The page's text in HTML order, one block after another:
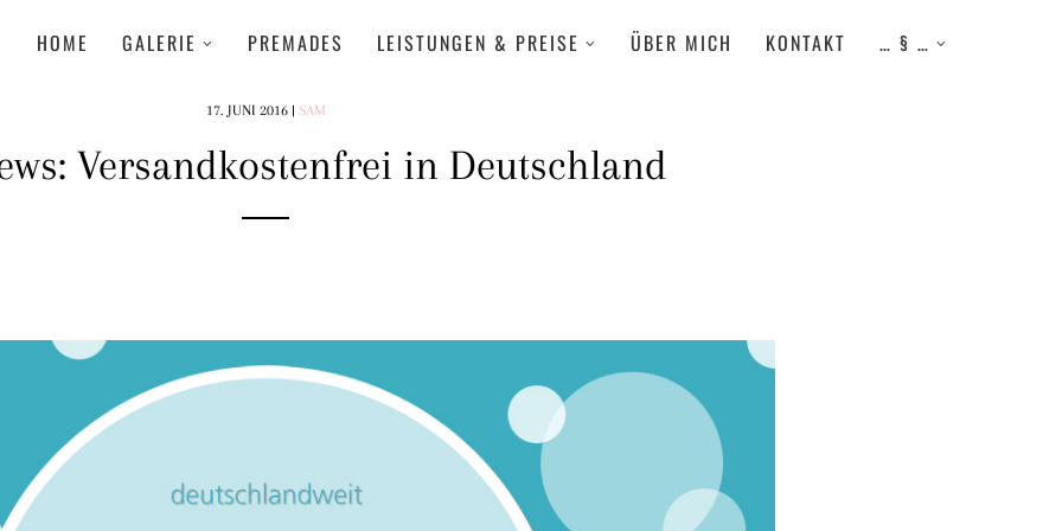
HOME GALERIE PREMADES LEISTUNGEN & PREISE ÜBER MICH KONTAKT … § …
17. JUNI 2016 | SAM
Versandkostenfrei in Deutschland